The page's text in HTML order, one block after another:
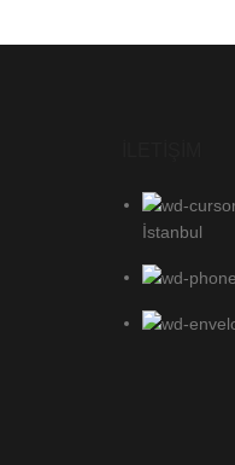
İstanbul